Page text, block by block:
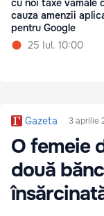
cu noi taxe vamale
cauza amenzii
pentru Google
25 Iul. 10:00
Gazeta 3 aprilie
O femeie
două